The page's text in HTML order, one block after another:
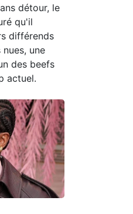
détour, le
qu'il
différends
une
des beefs
actuel.